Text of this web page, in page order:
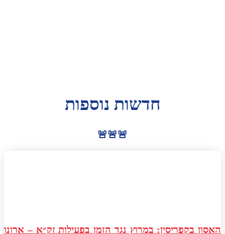
חדשות נוספות
🚨🚨🚨
האסון בקפריסין: במרוץ נגד הזמן בפעילות זק״א – ארונו